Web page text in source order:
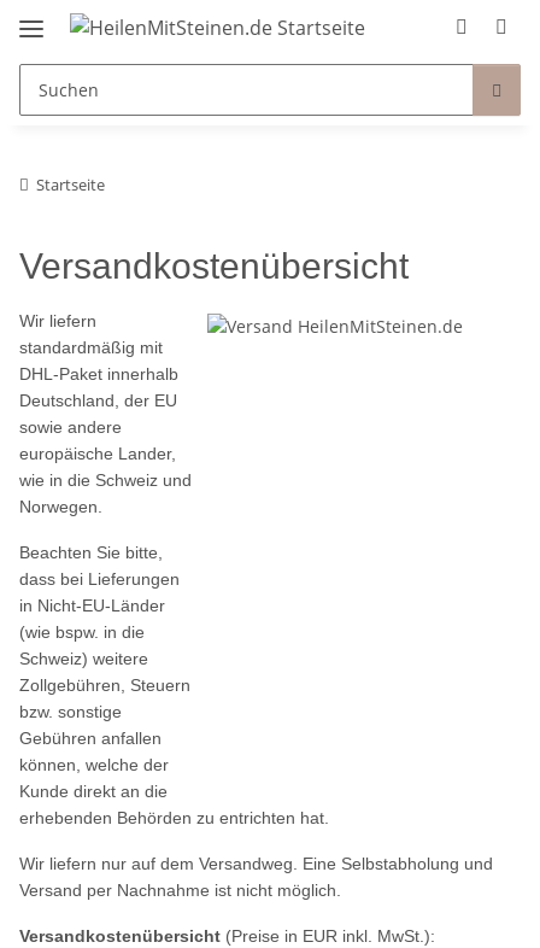
Startseite
Versandkostenübersicht
Wir liefern
standardmäßig mit
DHL-Paket innerhalb
Deutschland, der EU
sowie andere
europäische Lander,
wie in die Schweiz und
Norwegen.
Beachten Sie bitte,
dass bei Lieferungen
in Nicht-EU-Länder
(wie bspw. in die
Schweiz) weitere
Zollgebühren, Steuern
bzw. sonstige
Gebühren anfallen
können, welche der
Kunde direkt an die
erhebenden Behörden zu entrichten hat.
Wir liefern nur auf dem Versandweg. Eine Selbstabholung und
Versand per Nachnahme ist nicht möglich.
Versandkostenübersicht (Preise in EUR inkl. MwSt.):